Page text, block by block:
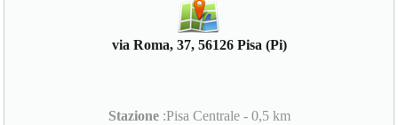
via Roma, 37, 56126 Pisa (Pi)
Stazione:Pisa Centrale - 0,5 km